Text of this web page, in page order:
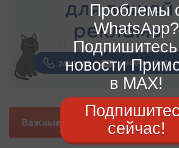
Важные новости
Проблемы
WhatsApp?
новости
в MAX!
сейчас!